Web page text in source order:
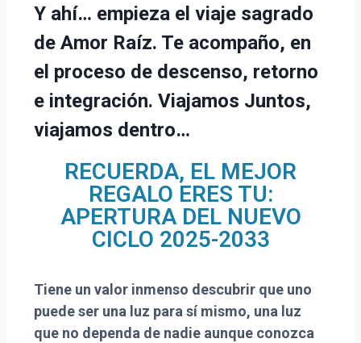
Y ahí… empieza el viaje sagrado
de Amor Raíz. Te acompaño, en
el proceso de descenso, retorno
e integración. Viajamos Juntos,
viajamos dentro…
RECUERDA, EL MEJOR
REGALO ERES TU:
APERTURA DEL NUEVO
CICLO 2025-2033
Tiene un valor inmenso descubrir que uno
puede ser una luz para sí mismo, una luz
que no dependa de nadie aunque conozca